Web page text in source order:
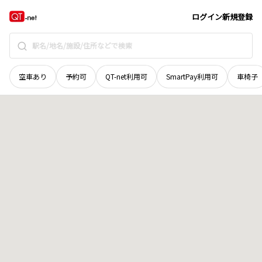
ログイン新規登録
空車あり 予約可 QT-net利用可 SmartPay利用可 車椅子
北海道